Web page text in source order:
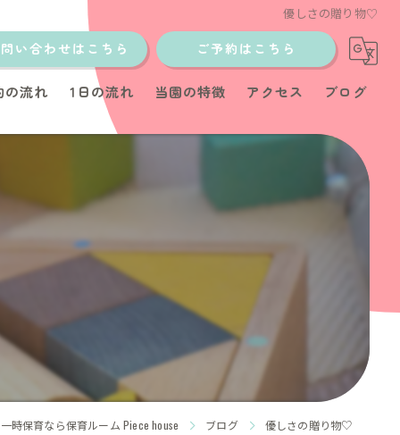
優しさの贈り物♡
い合わせはこちら ご予約はこちら
の流れ 1日の流れ 当園の特徴
育児サポート
アクセス ブログ
時保育なら保育ルーム Piece house ブログ 優しさの贈り物♡